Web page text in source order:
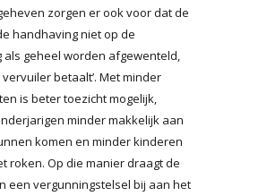
zorgen er ook voor dat de
handhaving niet op de
als geheel worden afgewenteld,
vervuiler betaalt’. Met minder
is beter toezicht mogelijk,
minder makkelijk aan
komen en minder kinderen
roken. Op die manier draagt de
een vergunningstelsel bij aan het